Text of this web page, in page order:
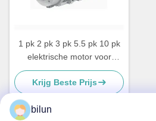
1 pk 2 pk 3 pk 5.5 pk 10 pk
elektrische motor voor
airconditioning
Krijg Beste Prijs
bilun